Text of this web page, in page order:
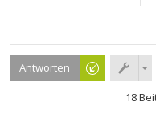
Antworten
18